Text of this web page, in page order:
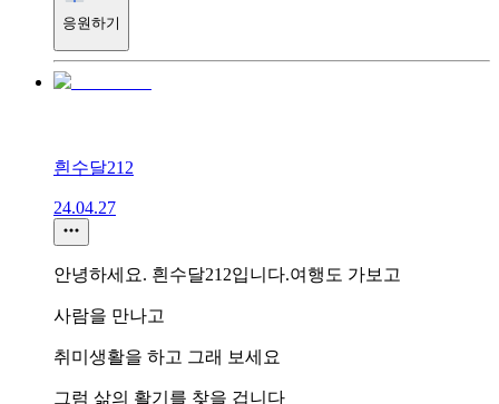
응원하기
흰수달212
24.04.27
안녕하세요. 흰수달212입니다.여행도 가보고
사람을 만나고
취미생활을 하고 그래 보세요
그럼 삶의 활기를 찾을 겁니다